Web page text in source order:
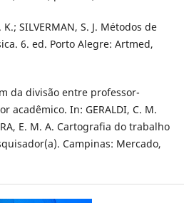
K.; SILVERMAN, S. J. Métodos de
6. ed. Porto Alegre: Artmed,
da divisão entre professor-
acadêmico. In: GERALDI, C. M.
E. M. A. Cartografia do trabalho
Campinas: Mercado,